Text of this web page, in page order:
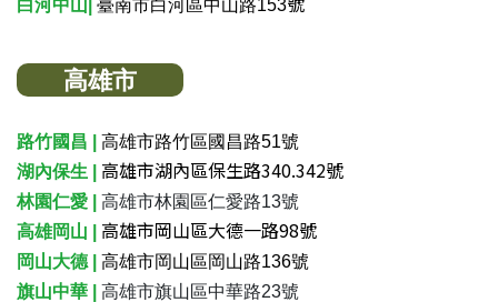
白河中山| 臺南市白河區中山路153
高雄市
路竹國昌 | 高雄市路竹區國昌路51號
湖內保生 | 高雄市湖內區保生路340.342號
林園仁愛 | 高雄市林園區仁愛路13號
高雄岡山 | 高雄市岡山區大德一路98號
岡山大德 | 高雄市岡山區岡山路136號
旗山中華 | 高雄市旗山區中華路23號